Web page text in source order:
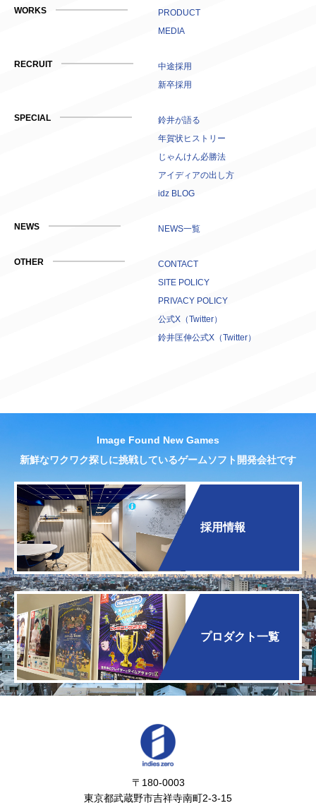
WORKS
PRODUCT
MEDIA
RECRUIT
中途採用
新卒採用
SPECIAL
鈴井が語る
年賀状ヒストリー
じゃんけん必勝法
アイディアの出し方
idz BLOG
NEWS NEWS一覧
OTHER
CONTACT
SITE POLICY
PRIVACY POLICY
公式X（Twitter）
鈴井匡伸公式X（Twitter）
Image Found New Games
新鮮なワクワク探しに挑戦しているゲームソフト開発会社です
採用情報
プロダクト一覧
〒180-0003
東京都武蔵野市吉祥寺南町2-3-15